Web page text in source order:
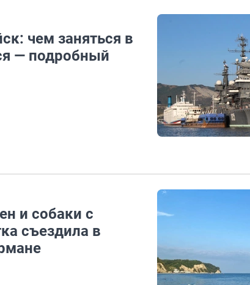
чем заняться в
— подробный
и собаки с
съездила в